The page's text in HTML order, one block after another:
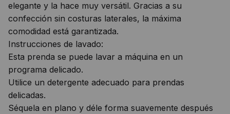
elegante y la hace muy versátil. Gracias a su
confección sin costuras laterales, la máxima
comodidad está garantizada.
Instrucciones de lavado:
Esta prenda se puede lavar a máquina en un
programa delicado.
Utilice un detergente adecuado para prendas
delicadas.
Séquela en plano y déle forma suavemente después